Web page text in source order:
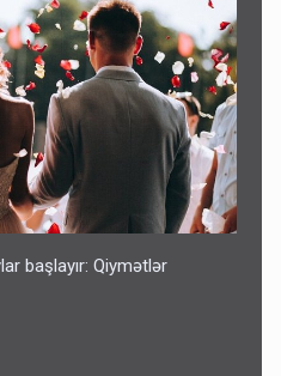
başlayır: Qiymətlər